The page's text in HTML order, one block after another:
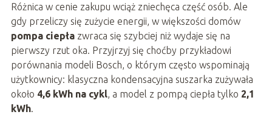
Różnica w cenie zakupu wciąż zniechęca część osób. Ale
gdy przeliczy się zużycie energii, w większości domów
pompa ciepłazwraca się szybciej niż wydaje się na
pierwszy rzut oka. Przyjrzyj się choćby przykładowi
porównania modeli Bosch, o którym często wspominają
użytkownicy: klasyczna kondensacyjna suszarka zużywała
około 4,6 kWh na cykl, a model z pompą ciepła tylko 2,1
kWh.